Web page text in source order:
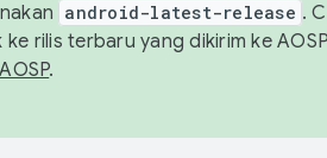
android-latest-release .
ke rilis terbaru yang dikirim ke
.